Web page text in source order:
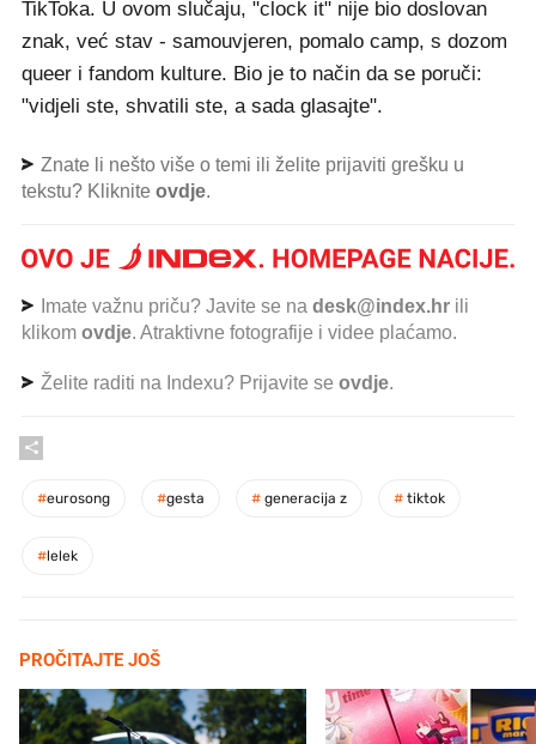
TikToka. U ovom slučaju, "clock it" nije bio doslovan
znak, već stav - samouvjeren, pomalo camp, s dozom
queer i fandom kulture. Bio je to način da se poruči:
"vidjeli ste, shvatili ste, a sada glasajte".
Znate li nešto više o temi ili želite prijaviti grešku u
tekstu? Kliknite ovdje.
Imate važnu priču? Javite se na desk@index.hr ili
klikom ovdje. Atraktivne fotografije i videe plaćamo.
Želite raditi na Indexu? Prijavite se ovdje.
#eurosong #gesta # generacija z # tiktok
#lelek
PROČITAJTE JOŠ